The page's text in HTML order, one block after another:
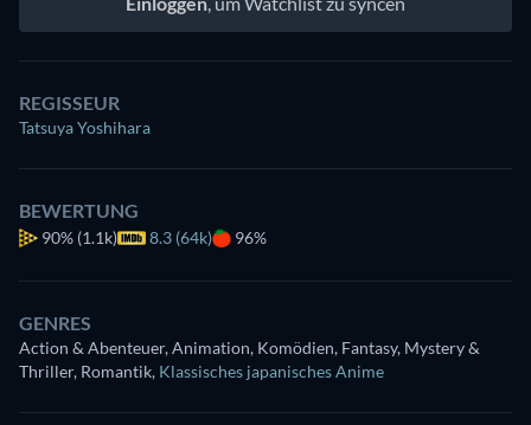
REGISSEUR
Tatsuya Yoshihara
BEWERTUNG
90% (1.1k) 8.3 (64k) 96%
GENRES
Action & Abenteuer, Animation, Komödien, Fantasy, Mystery &
Thriller, Romantik, Klassisches japanisches Anime